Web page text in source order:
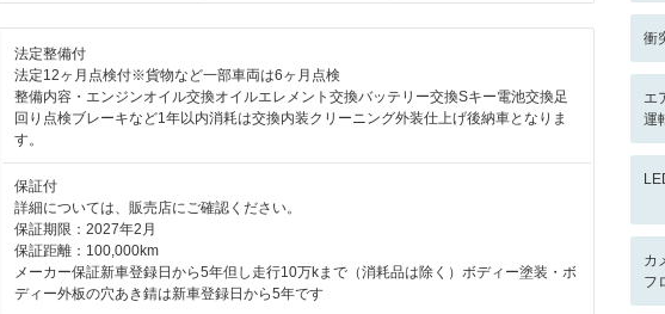
法定整備付
法定12ヶ月点検付※貨物など一部車両は6ヶ月点検
整備内容・エンジンオイル交換オイルエレメント交換バッテリー交換Sキー電池交換足
回り点検ブレーキなど1年以内消耗は交換内装クリーニング外装仕上げ後納車となりま
す。
保証付
詳細については、販売店にご確認ください。
保証期限：2027年2月
保証距離：100,000km
メーカー保証新車登録日から5年但し走行10万kまで（消耗品は除く）ボディー塗装・ボ
ディー外板の穴あき錆は新車登録日から5年です
衝
エ
運
カ
フ